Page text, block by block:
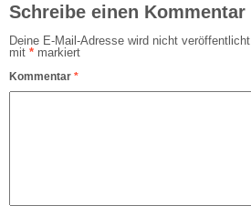
Schreibe einen Kommentar
Deine E-Mail-Adresse wird nicht veröffentlicht.
mit * markiert
Kommentar *